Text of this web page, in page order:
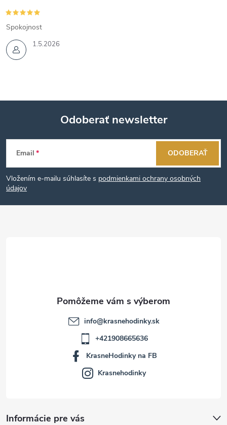
1.5.2026
Spokojnost
Z
á
p
Odoberať newsletter
Email
Vložením e-mailu súhlasíte s podmienkami ochrany osobných
údajov
ODOBERAŤ
Informácie pre vás
info@krasnehodinky.sk
+421908665636
KrasneHodinky na FB
Krasnehodinky